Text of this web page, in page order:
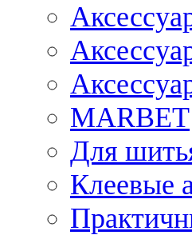
MARBET
Для
Клеевые